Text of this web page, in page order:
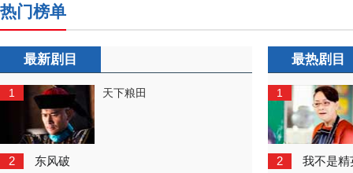
热门榜单
最新剧目
1 天下粮田
2 东风破
最热剧目
1
2 我不是精